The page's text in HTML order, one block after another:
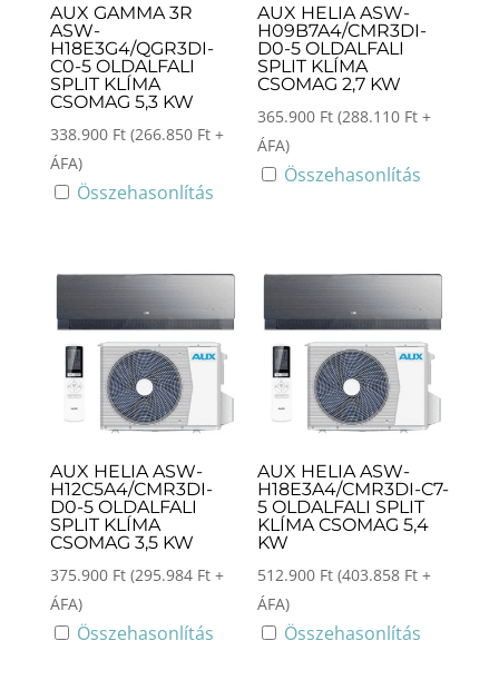
AUX GAMMA 3R
ASW-
H18E3G4/QGR3DI-
C0-5 OLDALFALI
SPLIT KLÍMA
CSOMAG 5,3 KW
338.900 Ft (266.850 Ft+
ÁFA)
Összehasonlítás
AUX HELIA ASW-
H09B7A4/CMR3DI-
D0-5 OLDALFALI
SPLIT KLÍMA
CSOMAG 2,7 KW
365.900 Ft (288.110 Ft +
ÁFA)
Összehasonlítás
AUX HELIA ASW-
H12C5A4/CMR3DI-
D0-5 OLDALFALI
SPLIT KLÍMA
CSOMAG 3,5 KW
375.900 Ft (295.984 Ft+
ÁFA)
Összehasonlítás
AUX HELIA ASW-
H18E3A4/CMR3DI-C7-
5 OLDALFALI SPLIT
KLÍMA CSOMAG 5,4
KW
512.900 Ft (403.858 Ft +
ÁFA)
Összehasonlítás